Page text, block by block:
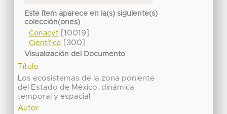
Este ítem aparece en la(s) siguiente(s)
colección(ones)
Conacyt[10019]
Científica[300]
Visualización del Documento
Título
Los ecosistemas de la zona poniente
del Estado de México. dinámica
temporal y espacial
Autor